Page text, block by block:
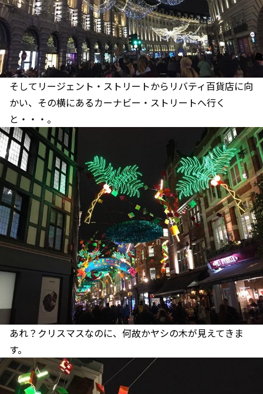
そしてリージェント・ストリートからリバティ百貨店に向
かい、その横にあるカーナビー・ストリートへ行く
と・・・。
あれ？クリスマスなのに、何故かヤシの木が見えてきま
す。